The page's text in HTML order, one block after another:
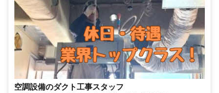
空調設備のダクト工事スタッフ